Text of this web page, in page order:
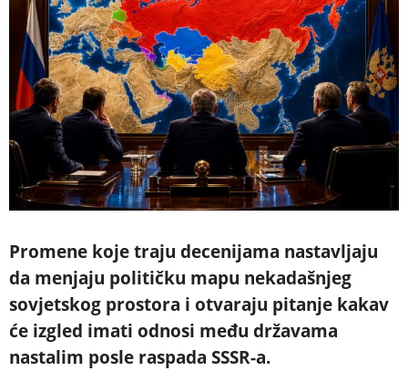
Promene koje traju decenijama nastavljaju
da menjaju političku mapu nekadašnjeg
sovjetskog prostora i otvaraju pitanje kakav
će izgled imati odnosi među državama
nastalim posle raspada SSSR-a.